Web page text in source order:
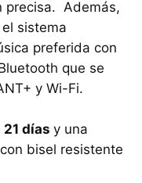
precisa. Además,
sistema
preferida con
que se
y Wi-Fi.
días y una
bisel resistente